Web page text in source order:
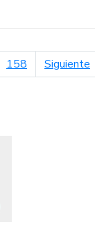
158 Siguiente